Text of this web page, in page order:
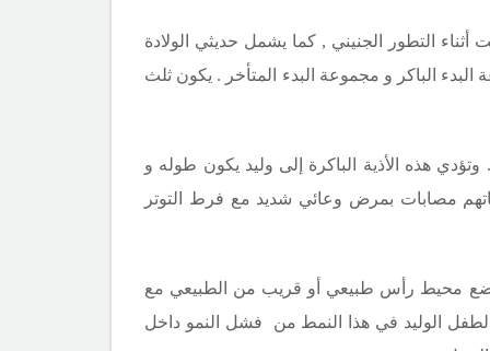
التطور الجنيني , كما يشمل حديثي الولادة
الباكر و مجموعة البدء المتأخر . يكون ثلث
الرحم ذي البدء الباكر (أو فشل النمو المتناظر ) ينجم عن أذية تبدأ قبل الأسبوع 28 الحملي . وتؤدي هذه الأذية الباكرة إلى وليد يكون طوله و
مصابات بمرض وعائي شديد مع فرط التوتر
فيبدأ بعد الأسبوع 28 الحملي . و يكون لدى هؤلاء الرضع محيط رأس طبيعي أو قريب من الطبيعي مع
الوليد في هذا النمط من فشل النمو داخل